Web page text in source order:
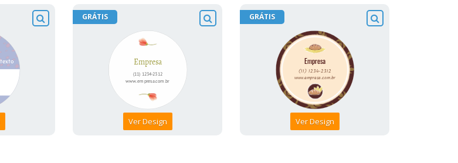
GRÁTIS
Ver Design
GRÁTIS
Ver Design